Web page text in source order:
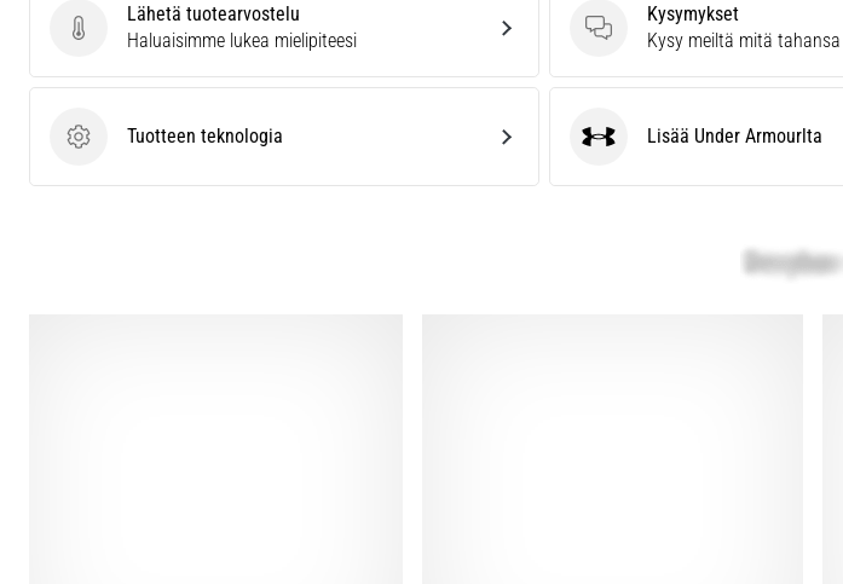
Lähetä tuotearvostelu
Lähetä tuotearvostelu
Haluaisimme lukea mielipiteesi
Kysymykset
Kysymykset
Kysy meiltä mitä tahansa
Tuotteen teknologia
Tuotteen teknologia Under ArmourLisää Under Armourlta